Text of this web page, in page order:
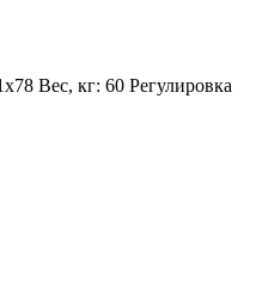
Вес, кг: 60 Регулировка